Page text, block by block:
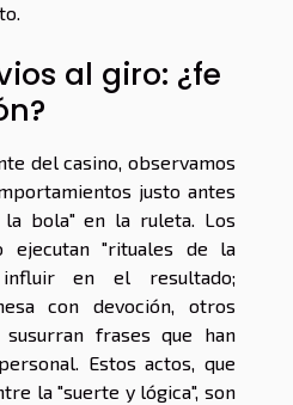
al giro: ¿fe
del casino, observamos
justo antes
bola" en la ruleta. Los
ejecutan "rituales de la
influir en el resultado;
con devoción, otros
frases que han
Estos actos, que
la "suerte y lógica", son